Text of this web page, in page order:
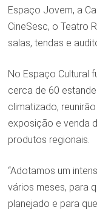
Espaço Jovem, a
CineSesc, o Teatro
salas, tendas e
No Espaço Cultural
cerca de 60
climatizado,
exposição e venda
produtos regionais.
“Adotamos um
vários meses, para
planejado e para